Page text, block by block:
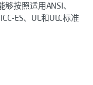
按照适用ANSI、
ES、UL和ULC标准